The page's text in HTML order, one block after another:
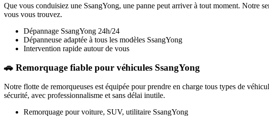
Que vous conduisiez une SsangYong, une panne peut arriver à tout moment. Notre
vous vous trouvez.
Dépannage SsangYong 24h/24
Dépanneuse adaptée à tous les modèles SsangYong
Intervention rapide autour de vous
🚗 Remorquage fiable pour véhicules SsangYong
Notre flotte de remorqueuses est équipée pour prendre en charge tous types de
sécurité, avec professionnalisme et sans délai inutile.
Remorquage pour voiture, SUV, utilitaire SsangYong